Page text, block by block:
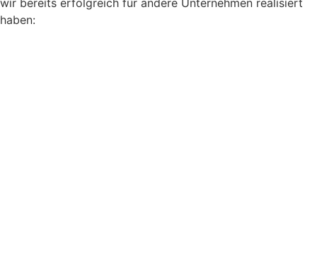
wir bereits erfolgreich für andere Unternehmen realisiert
haben: